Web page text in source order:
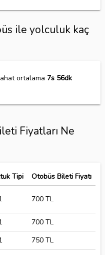
ile yolculuk kaç
ortalama 7s 56dk
Fiyatları Ne
Tipi
Otobüs Bileti Fiyatı
700 TL
700 TL
750 TL